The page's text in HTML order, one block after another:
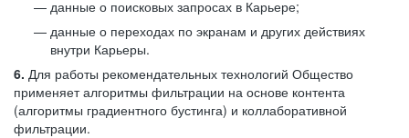
данные о поисковых запросах в Карьере;
данные о переходах по экранам и других действиях
внутри Карьеры.
6. Для работы рекомендательных технологий Общество
применяет алгоритмы фильтрации на основе контента
(алгоритмы градиентного бустинга) и коллаборативной
фильтрации.